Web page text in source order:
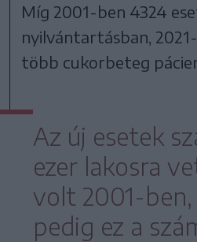
Míg 2001-ben 4324
nyilvántartásban,
több cukorbeteg
Az új esetek
ezer lakosra
volt 2001-ben,
pedig ez a